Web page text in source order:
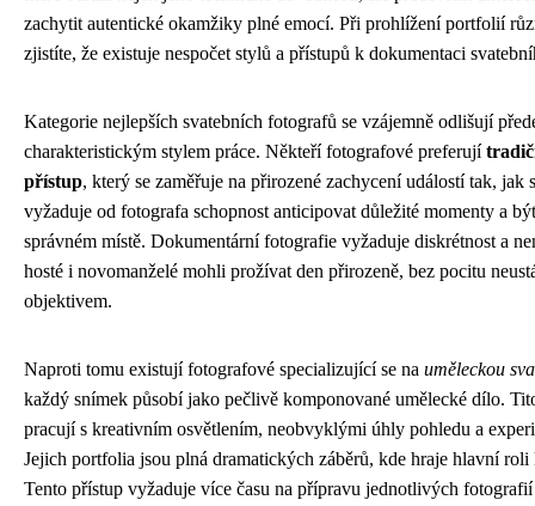
zachytit autentické okamžiky plné emocí. Při prohlížení portfolií
zjistíte, že existuje nespočet stylů a přístupů k dokumentaci
Kategorie nejlepších svatebních fotografů se vzájemně odlišují
charakteristickým stylem práce. Někteří fotografové preferují
přístup, který se zaměřuje na přirozené zachycení událostí tak, jak
vyžaduje od fotografa schopnost anticipovat důležité momenty a
správném místě. Dokumentární fotografie vyžaduje diskrétnost a
hosté i novomanželé mohli prožívat den přirozeně, bez pocitu
objektivem.
Naproti tomu existují fotografové specializující se na uměleckou
každý snímek působí jako pečlivě komponované umělecké dílo.
pracují s kreativním osvětlením, neobvyklými úhly pohledu a
Jejich portfolia jsou plná dramatických záběrů, kde hraje hlavní roli
Tento přístup vyžaduje více času na přípravu jednotlivých